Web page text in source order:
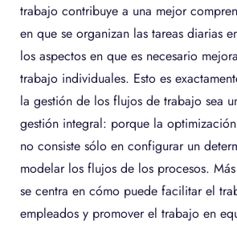
trabajo contribuye a una mejor
en que se organizan las tareas diarias
los aspectos en que es necesario
trabajo individuales. Esto es
la gestión de los flujos de trabajo sea
gestión integral: porque la
no consiste sólo en configurar un
modelar los flujos de los procesos.
se centra en cómo puede facilitar el
empleados y promover el trabajo en